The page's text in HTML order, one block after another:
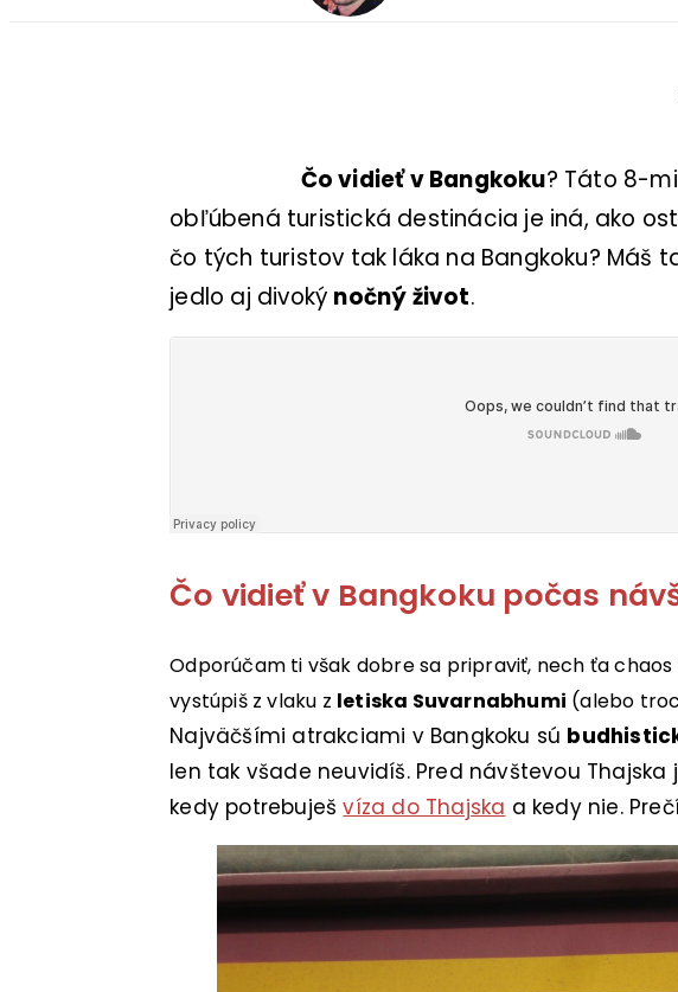
Čo vidieť v Bangkoku? Táto 8-
obľúbená turistická destinácia je iná, ako
čo tých turistov tak láka na Bangkoku? Máš
jedlo aj divoký nočný život.
Čo vidieť v Bangkoku počas
Odporúčam ti však dobre sa pripraviť, nech ťa
vystúpiš z vlaku z letiska Suvarnabhumi (alebo
Najväčšími atrakciami v Bangkoku sú
len tak všade neuvidíš. Pred návštevou
kedy potrebuješvíza do Thajska a kedy nie.